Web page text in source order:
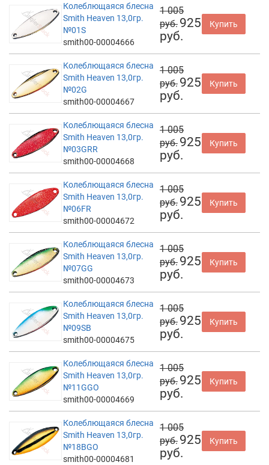
Колеблющаяся блесна
Smith Heaven 13,0гр.
№01S
smith00-00004666
1 005
руб. 925
руб.
Купить
Колеблющаяся блесна
Smith Heaven 13,0гр.
№02G
smith00-00004667
1 005
руб. 925
руб.
Купить
Колеблющаяся блесна
Smith Heaven 13,0гр.
№03GRR
smith00-00004668
1 005
руб. 925
руб.
Купить
Колеблющаяся блесна
Smith Heaven 13,0гр.
№06FR
smith00-00004672
1 005
руб. 925
руб.
Купить
Колеблющаяся блесна
Smith Heaven 13,0гр.
№07GG
smith00-00004673
1 005
руб. 925
руб.
Купить
Колеблющаяся блесна
Smith Heaven 13,0гр.
№09SB
smith00-00004675
1 005
руб. 925
руб.
Купить
Колеблющаяся блесна
Smith Heaven 13,0гр.
№11GGO
smith00-00004669
1 005
руб. 925
руб.
Купить
Колеблющаяся блесна
Smith Heaven 13,0гр.
№18BGO
smith00-00004681
1 005
руб. 925
руб.
Купить